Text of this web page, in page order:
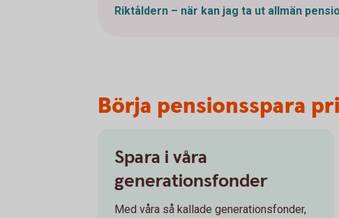
Riktåldern – när kan jag ta ut allmän
Börja pensionsspara
Spara i våra
generationsfonder
Med våra så kallade generationsfonder,